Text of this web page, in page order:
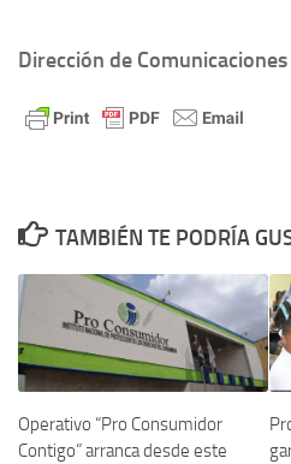
Dirección de Comunicaciones
TAMBIÉN TE PODRÍA
Operativo “Pro Consumidor
Contigo” arranca desde este